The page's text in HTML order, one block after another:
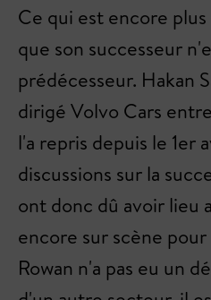
Ce qui est encore
que son successeur
prédécesseur. Hakan
dirigé Volvo Cars
l'a repris depuis le 1er
discussions sur la
ont donc dû avoir lieu
encore sur scène
Rowan n'a pas eu un